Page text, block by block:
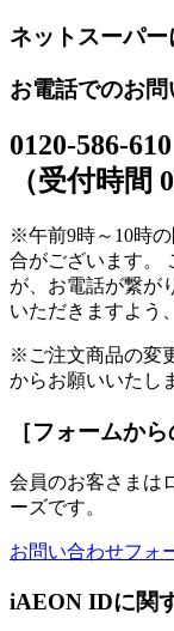
ネットスーパ
お電話でのお
0120-586-610
（受付時間
※午前9時～10時
合がございます。
が、お電話が繋が
いただきますよう
※ご注文商品の変
からお願いいたし
［フォームか
会員のお客さまは
ーズです。
お問い合わせフォ
iAEON IDに関